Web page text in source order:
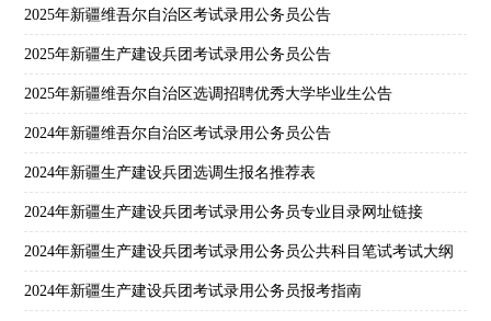
2025年新疆维吾尔自治区考试录用公务员公告
2025年新疆生产建设兵团考试录用公务员公告
2025年新疆维吾尔自治区选调招聘优秀大学毕业生公告
2024年新疆维吾尔自治区考试录用公务员公告
2024年新疆生产建设兵团选调生报名推荐表
2024年新疆生产建设兵团考试录用公务员专业目录网址链接
2024年新疆生产建设兵团考试录用公务员公共科目笔试考试大纲
2024年新疆生产建设兵团考试录用公务员报考指南